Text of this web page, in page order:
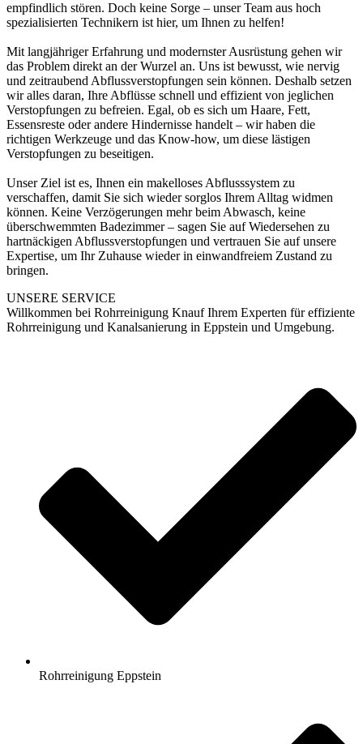
empfindlich stören. Doch keine Sorge – unser Team aus hoch
spezialisierten Technikern ist hier, um Ihnen zu helfen!
Mit langjähriger Erfahrung und modernster Ausrüstung gehen wir
das Problem direkt an der Wurzel an. Uns ist bewusst, wie nervig
und zeitraubend Abflussverstopfungen sein können. Deshalb setzen
wir alles daran, Ihre Abflüsse schnell und effizient von jeglichen
Verstopfungen zu befreien. Egal, ob es sich um Haare, Fett,
Essensreste oder andere Hindernisse handelt – wir haben die
richtigen Werkzeuge und das Know-how, um diese lästigen
Verstopfungen zu beseitigen.
Unser Ziel ist es, Ihnen ein makelloses Abflusssystem zu
verschaffen, damit Sie sich wieder sorglos Ihrem Alltag widmen
können. Keine Verzögerungen mehr beim Abwasch, keine
überschwemmten Badezimmer – sagen Sie auf Wiedersehen zu
hartnäckigen Abflussverstopfungen und vertrauen Sie auf unsere
Expertise, um Ihr Zuhause wieder in einwandfreiem Zustand zu
bringen.
UNSERE SERVICE
Willkommen bei Rohrreinigung Knauf Ihrem Experten für effiziente
Rohrreinigung und Kanalsanierung in Eppstein und Umgebung.
Rohrreinigung Eppstein